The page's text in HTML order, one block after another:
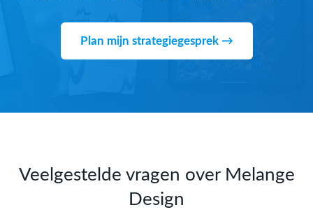
Plan mijn strategiegesprek →
Veelgestelde vragen over Melange
Design